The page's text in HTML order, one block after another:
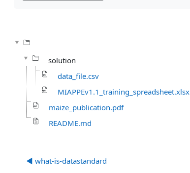
solution
data_file.csv
MIAPPEv1.1_training_spreadsheet.xlsx
maize_publication.pdf
README.md
◀︎ what-is-datastandard